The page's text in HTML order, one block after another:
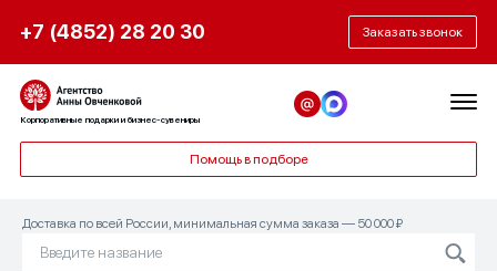
+7 (4852) 28 20 30 Заказать звонок
Корпоративные подарки и бизнес-сувениры
Помощь в подборе
Доставка по всей России, минимальная сумма заказа — 50 000 ₽